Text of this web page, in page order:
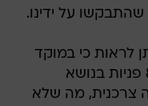
על ידינו.
לראות כי במוקד
בשנת 2024 התקבלו עד כה 82 פניות בנושא
עוולה צרכנית, מה שלא